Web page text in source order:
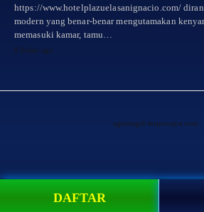
https://www.hotelplazuelasanignacio.com/
modern yang benar-benar mengutamakan
memasuki kamar, tamu…
8 bulan ago
agentogel-terpercaya.com
DAFTAR